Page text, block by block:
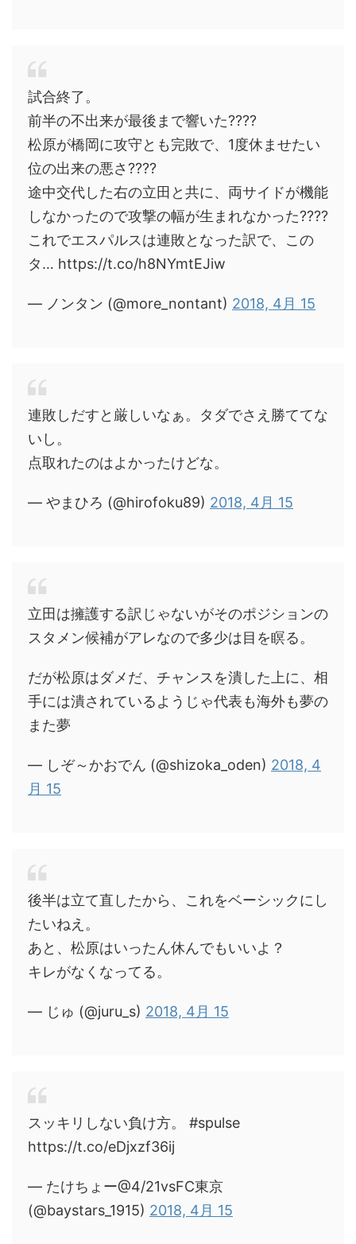
試合終了。
前半の不出来が最後まで響いた????
松原が橋岡に攻守とも完敗で、1度休ませたい
位の出来の悪さ????
途中交代した右の立田と共に、両サイドが機能
しなかったので攻撃の幅が生まれなかった????
これでエスパルスは連敗となった訳で、この
タ… https://t.co/h8NYmtEJiw
— ノンタン (@more_nontant) 2018, 4月 15
連敗しだすと厳しいなぁ。タダでさえ勝ててな
いし。
点取れたのはよかったけどな。
— やまひろ (@hirofoku89) 2018, 4月 15
立田は擁護する訳じゃないがそのポジションの
スタメン候補がアレなので多少は目を瞑る。
だが松原はダメだ、チャンスを潰した上に、相
手には潰されているようじゃ代表も海外も夢の
また夢
— しぞ～かおでん (@shizoka_oden) 2018, 4
月 15
後半は立て直したから、これをベーシックにし
たいねえ。
あと、松原はいったん休んでもいいよ？
キレがなくなってる。
— じゅ (@juru_s) 2018, 4月 15
スッキリしない負け方。 #spulse
https://t.co/eDjxzf36ij
— たけちょー@4/21vsFC東京
(@baystars_1915) 2018, 4月 15